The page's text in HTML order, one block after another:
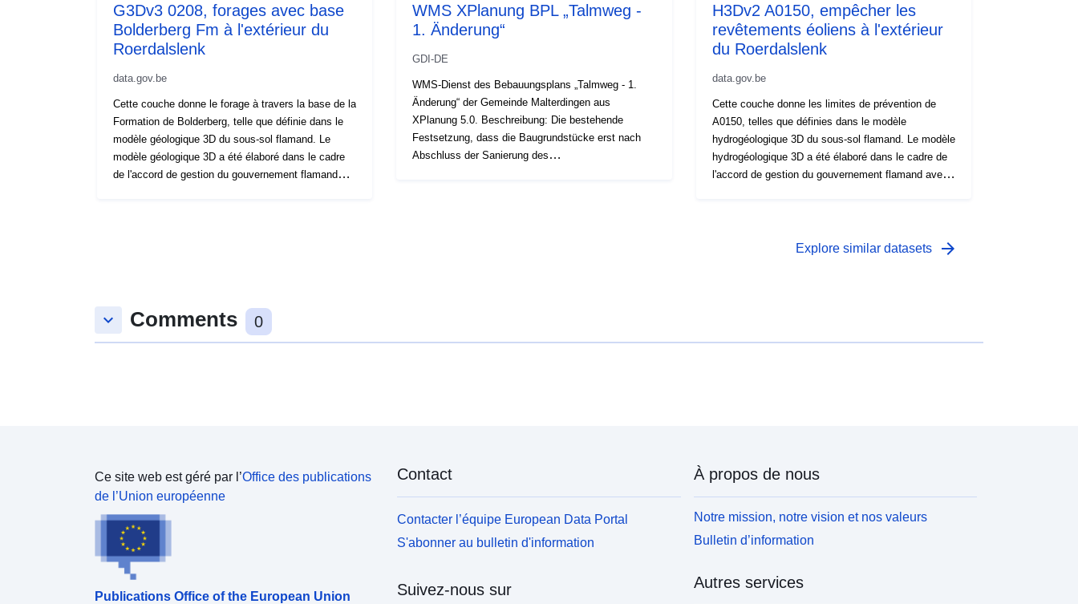
G3Dv3 0208, forages avec base
Bolderberg Fm à l'extérieur du
Roerdalslenk
data.gov.be
Cette couche donne le forage à travers la base de la
Formation de Bolderberg, telle que définie dans le
modèle géologique 3D du sous-sol flamand. Le
modèle géologique 3D a été élaboré dans le cadre
de l'accord de gestion du gouvernement flamand
WMS XPlanung BPL „Talmweg -
1. Änderung“
GDI-DE
WMS-Dienst des Bebauungsplans „Talmweg - 1.
Änderung“ der Gemeinde Malterdingen aus
XPlanung 5.0. Beschreibung: Die bestehende
Festsetzung, dass die Baugrundstücke erst nach
Abschluss der Sanierung des
H3Dv2 A0150, empêcher les
revêtements éoliens à l'extérieur
du Roerdalslenk
data.gov.be
Cette couche donne les limites de prévention de
A0150, telles que définies dans le modèle
hydrogéologique 3D du sous-sol flamand. Le modèle
hydrogéologique 3D a été élaboré dans le cadre de
l'accord de gestion du gouvernement flamand avec
Explore similar datasets arrow_forward
keyboard_arrow_down Comments 0
Ce site web est géré par l’Office des publications
de l’Union européenne
Publications Office of the European Union
Contact
Contacter l’équipe European Data Portal
S'abonner au bulletin d'information
Suivez-nous sur
À propos de nous
Notre mission, notre vision et nos valeurs
Bulletin d’information
Autres services